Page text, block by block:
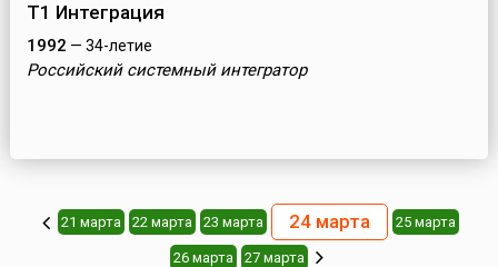
Т1 Интеграция
1992 — 34-летие
Российский системный интегратор
21 марта 22 марта 23 марта 24 марта 25 марта
26 марта 27 марта